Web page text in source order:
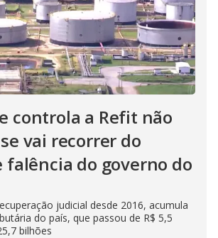
controla a Refit não
vai recorrer do
falência do governo do
judicial desde 2016, acumula
do país, que passou de R$ 5,5
bilhões